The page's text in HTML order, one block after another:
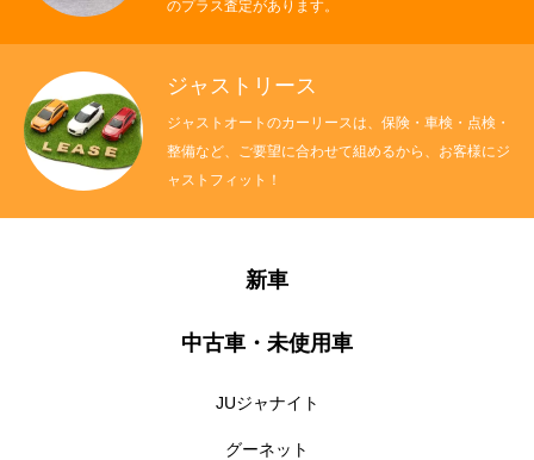
部品取付
車磨き
車検
整備・修理
のプラス査定があります。
ジャストリース
ジャストオートのカーリースは、保険・車検・点検・
整備など、ご要望に合わせて組めるから、お客様にジ
ャストフィット！
新車
中古車・未使用車
JUジャナイト
グーネット